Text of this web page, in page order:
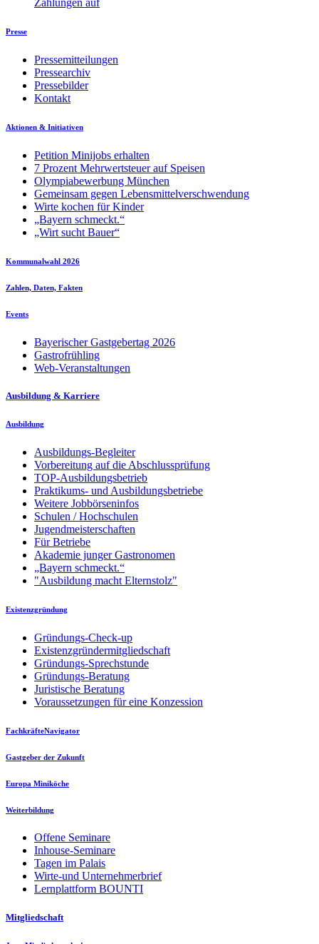
Presse
Pressemitteilungen
Pressearchiv
Pressebilder
Kontakt
Aktionen & Initiativen
Petition Minijobs erhalten
7 Prozent Mehrwertsteuer auf Speisen
Olympiabewerbung München
Gemeinsam gegen Lebensmittelverschwendung
Wirte kochen für Kinder
„Bayern schmeckt.“
„Wirt sucht Bauer“
Kommunalwahl 2026
Zahlen, Daten, Fakten
Events
Bayerischer Gastgebertag 2026
Gastrofrühling
Web-Veranstaltungen
Ausbildung & Karriere
Ausbildung
Ausbildungs-Begleiter
Vorbereitung auf die Abschlussprüfung
TOP-Ausbildungsbetrieb
Praktikums- und Ausbildungsbetriebe
Weitere Jobbörseninfos
Schulen / Hochschulen
Jugendmeisterschaften
Für Betriebe
Akademie junger Gastronomen
„Bayern schmeckt.“
"Ausbildung macht Elternstolz"
Existenzgründung
Gründungs-Check-up
Existenzgründermitgliedschaft
Gründungs-Sprechstunde
Gründungs-Beratung
Juristische Beratung
Voraussetzungen für eine Konzession
FachkräfteNavigator
Gastgeber der Zukunft
Europa Miniköche
Weiterbildung
Offene Seminare
Inhouse-Seminare
Tagen im Palais
Wirte-und Unternehmerbrief
Lernplattform BOUNTI
Mitgliedschaft